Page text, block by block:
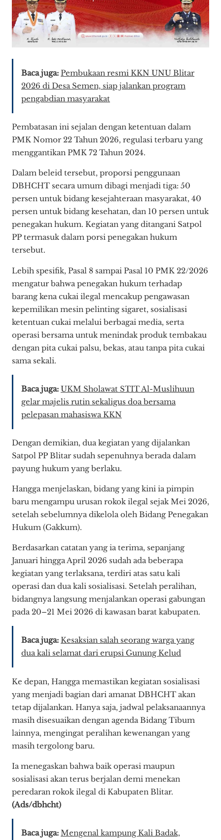
Baca juga: Pembukaan resmi KKN UNU Blitar
2026 di Desa Semen, siap jalankan program
pengabdian masyarakat
Pembatasan ini sejalan dengan ketentuan dalam
PMK Nomor 22 Tahun 2026, regulasi terbaru yang
menggantikan PMK 72 Tahun 2024.
Dalam beleid tersebut, proporsi penggunaan
DBHCHT secara umum dibagi menjadi tiga: 50
persen untuk bidang kesejahteraan masyarakat, 40
persen untuk bidang kesehatan, dan 10 persen untuk
penegakan hukum. Kegiatan yang ditangani Satpol
PP termasuk dalam porsi penegakan hukum
tersebut.
Lebih spesifik, Pasal 8 sampai Pasal 10 PMK 22/2026
mengatur bahwa penegakan hukum terhadap
barang kena cukai ilegal mencakup pengawasan
kepemilikan mesin pelinting sigaret, sosialisasi
ketentuan cukai melalui berbagai media, serta
operasi bersama untuk menindak produk tembakau
dengan pita cukai palsu, bekas, atau tanpa pita cukai
sama sekali.
Baca juga: UKM Sholawat STIT Al-Muslihuun
gelar majelis rutin sekaligus doa bersama
pelepasan mahasiswa KKN
Dengan demikian, dua kegiatan yang dijalankan
Satpol PP Blitar sudah sepenuhnya berada dalam
payung hukum yang berlaku.
Hangga menjelaskan, bidang yang kini ia pimpin
baru mengampu urusan rokok ilegal sejak Mei 2026,
setelah sebelumnya dikelola oleh Bidang Penegakan
Hukum (Gakkum).
Berdasarkan catatan yang ia terima, sepanjang
Januari hingga April 2026 sudah ada beberapa
kegiatan yang terlaksana, terdiri atas satu kali
operasi dan dua kali sosialisasi. Setelah peralihan,
bidangnya langsung menjalankan operasi gabungan
pada 20–21 Mei 2026 di kawasan barat kabupaten.
Baca juga: Kesaksian salah seorang warga yang
dua kali selamat dari erupsi Gunung Kelud
Ke depan, Hangga memastikan kegiatan sosialisasi
yang menjadi bagian dari amanat DBHCHT akan
tetap dijalankan. Hanya saja, jadwal pelaksanaannya
masih disesuaikan dengan agenda Bidang Tibum
lainnya, mengingat peralihan kewenangan yang
masih tergolong baru.
Ia menegaskan bahwa baik operasi maupun
sosialisasi akan terus berjalan demi menekan
peredaran rokok ilegal di Kabupaten Blitar.
(Ads/dbhcht)
Baca juga: Mengenal kampung Kali Badak,